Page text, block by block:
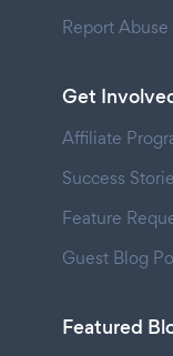
Report Abuse
Get
Affiliate
Success
Feature
Guest Blog
Featured